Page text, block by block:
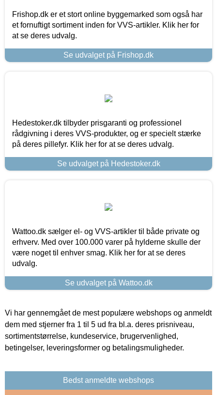
Frishop.dk er et stort online byggemarked som også har
et fornuftigt sortiment inden for VVS-artikler. Klik her for
at se deres udvalg.
Se udvalget på Frishop.dk
Hedestoker.dk tilbyder prisgaranti og professionel
rådgivning i deres VVS-produkter, og er specielt stærke
på deres pillefyr. Klik her for at se deres udvalg.
Se udvalget på Hedestoker.dk
Wattoo.dk sælger el- og VVS-artikler til både private og
erhverv. Med over 100.000 varer på hylderne skulle der
være noget til enhver smag. Klik her for at se deres
udvalg.
Se udvalget på Wattoo.dk
Vi har gennemgået de mest populære webshops og anmeldt
dem med stjerner fra 1 til 5 ud fra bl.a. deres prisniveau,
sortimentstørrelse, kundeservice, brugervenlighed,
betingelser, leveringsformer og betalingsmuligheder.
Bedst anmeldte webshops